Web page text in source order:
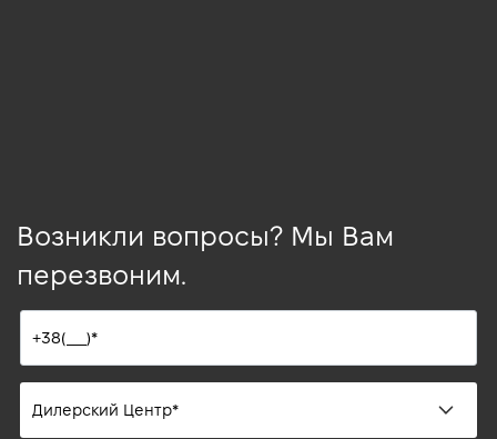
Возникли вопросы? Мы Вам
перезвоним.